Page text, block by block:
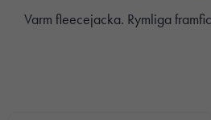
Varm fleecejacka. Rymliga